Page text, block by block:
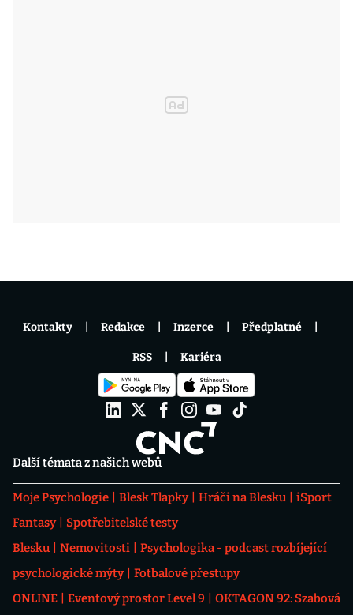
Další témata z našich webů
Moje Psychologie Blesk Tlapky Hráči na Blesku
iSport
Fantasy
Spotřebitelské testy
Blesku
Nemovitosti
Psychologika - podcast rozbíjející
psychologické mýty
Fotbalové přestupy
ONLINE
Eventový prostor Level 9
OKTAGON 92: Szabová
Kontakty Redakce Inzerce Předplatné
RSS Kariéra